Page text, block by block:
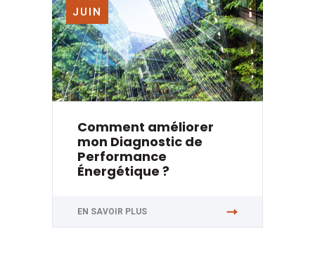
JUIN
Comment améliorer
mon Diagnostic de
Performance
Énergétique ?
EN SAVOIR PLUS